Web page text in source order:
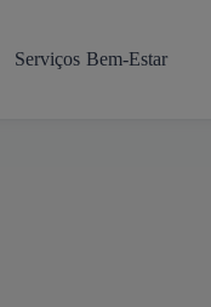
Serviços Bem-Estar